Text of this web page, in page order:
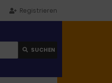
Registrieren
SUCHEN